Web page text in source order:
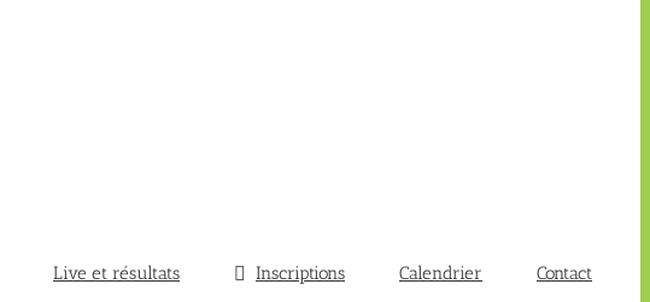
Live et résultats Inscriptions Calendrier Contact